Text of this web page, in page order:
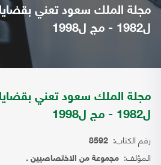
ل1982 - مج ل1998
ل1982 - مج ل1998
رقم الكتاب: 8592
المؤلف: مجموعة من الاختصاصيين .